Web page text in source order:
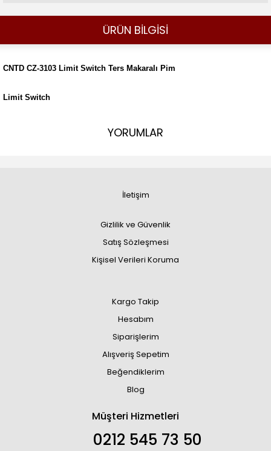
ÜRÜN BİLGİSİ
CNTD CZ-3103 Limit Switch Ters Makaralı Pim
Limit Switch
YORUMLAR
İletişim
Gizlilik ve Güvenlik
Satış Sözleşmesi
Kişisel Verileri Koruma
Kargo Takip
Hesabım
Siparişlerim
Alışveriş Sepetim
Beğendiklerim
Blog
Müşteri Hizmetleri
0212 545 73 50